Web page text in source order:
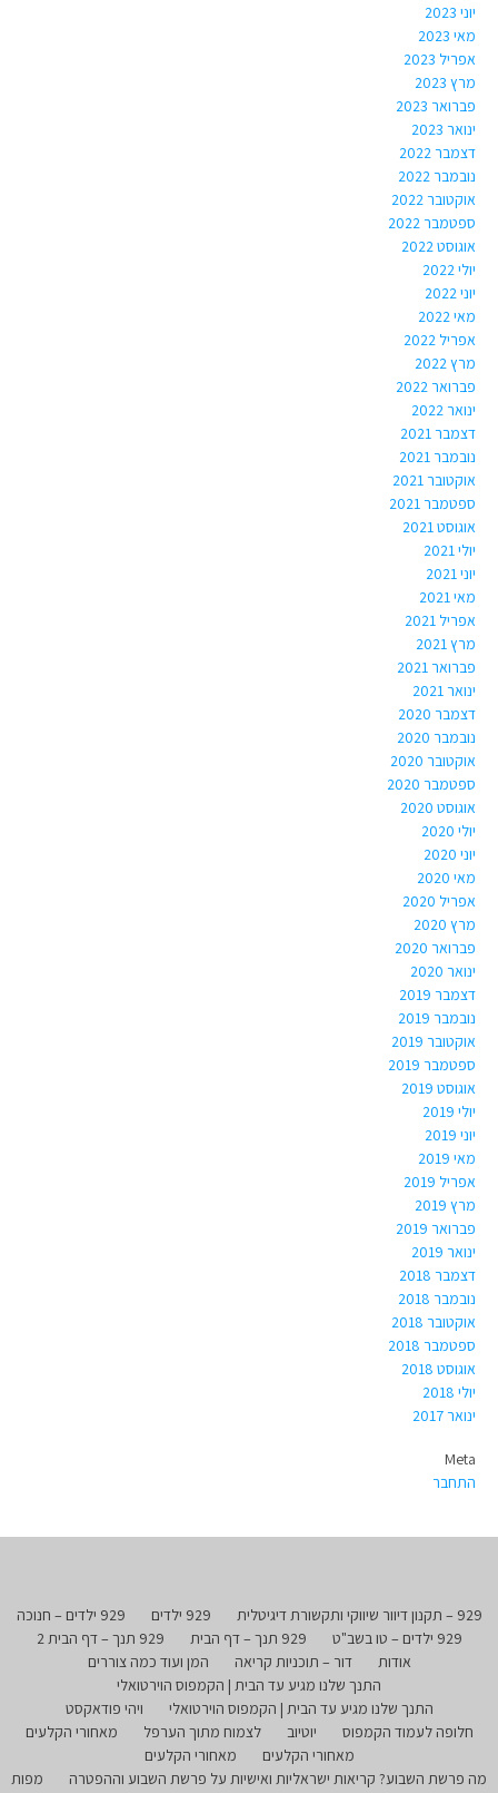
יוני 2023
מאי 2023
אפריל 2023
מרץ 2023
פברואר 2023
ינואר 2023
דצמבר 2022
נובמבר 2022
אוקטובר 2022
ספטמבר 2022
אוגוסט 2022
יולי 2022
יוני 2022
מאי 2022
אפריל 2022
מרץ 2022
פברואר 2022
ינואר 2022
דצמבר 2021
נובמבר 2021
אוקטובר 2021
ספטמבר 2021
אוגוסט 2021
יולי 2021
יוני 2021
מאי 2021
אפריל 2021
מרץ 2021
פברואר 2021
ינואר 2021
דצמבר 2020
נובמבר 2020
אוקטובר 2020
ספטמבר 2020
אוגוסט 2020
יולי 2020
יוני 2020
מאי 2020
אפריל 2020
מרץ 2020
פברואר 2020
ינואר 2020
דצמבר 2019
נובמבר 2019
אוקטובר 2019
ספטמבר 2019
אוגוסט 2019
יולי 2019
יוני 2019
מאי 2019
אפריל 2019
מרץ 2019
פברואר 2019
ינואר 2019
דצמבר 2018
נובמבר 2018
אוקטובר 2018
ספטמבר 2018
אוגוסט 2018
יולי 2018
ינואר 2017
Meta
התחבר
929 – תקנון דיוור שיווקי ותקשורת דיגיטלית 929 ילדים
929 ילדים – חנוכה
929 ילדים – טו בשב"ט
929 תנך – דף הבית
929 תנך – דף הבית 2
אודות
דור – תוכניות קריאה
המן ועוד כמה צוררים
התנך שלנו מגיע עד הבית | הקמפוס הוירטואלי
התנך שלנו מגיע עד הבית | הקמפוס הוירטואלי
ויהי פודאקסט
חלופה לעמוד הקמפוס
יוטיוב לצמוח מתוך הערפל
מאחורי הקלעים
מאחורי הקלעים
מאחורי הקלעים
מה פרשת השבוע? קריאות ישראליות ואישיות על פרשת השבוע וההפטרה
מפות